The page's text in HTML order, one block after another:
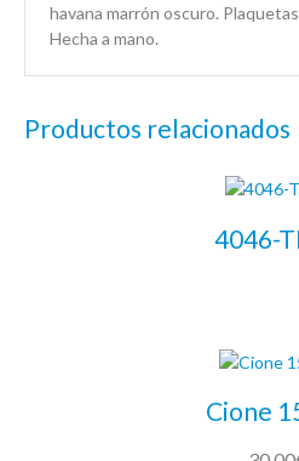
havana marrón oscuro.
Hecha a mano.
Productos relacionados
4046-
Cione